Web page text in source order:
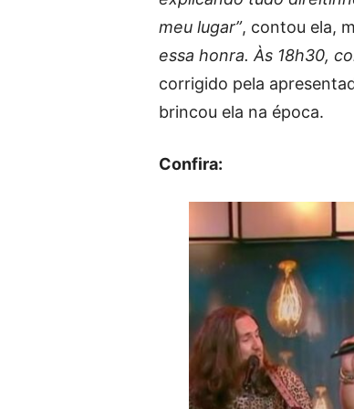
meu lugar”, contou ela,
essa honra. Às 18h30,
corrigido pela
brincou ela na época.
Confira: